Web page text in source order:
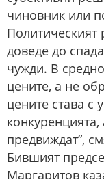
чиновник или
доведе до
чужди. В
цените, а не
цените става с
предвиждат”,
Бившият
Маргаритов